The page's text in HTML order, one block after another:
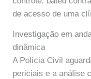
de acesso de uma
Investigação em
dinâmica
A Polícia Civil
periciais e a análise